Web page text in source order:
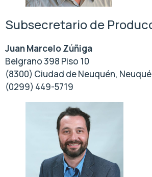
Subsecretario de
Juan Marcelo Zúñiga
Belgrano 398 Piso 10
(8300) Ciudad de Neuquén,
(0299) 449-5719